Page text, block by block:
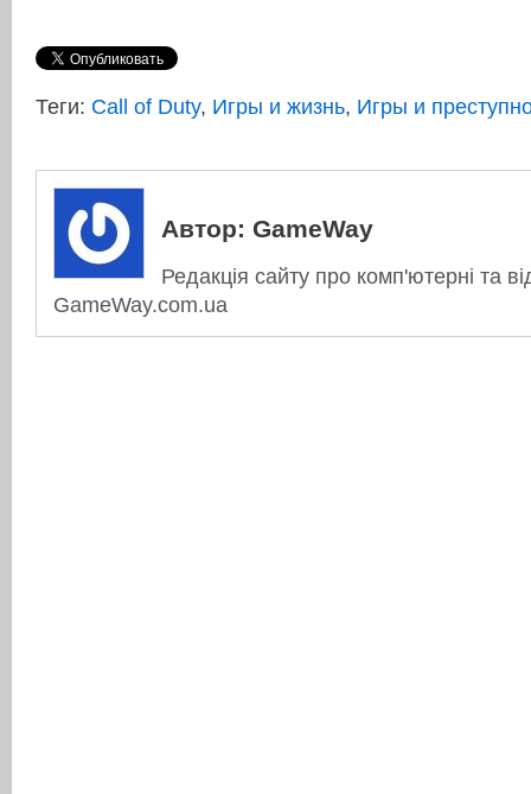
Теги: Call of Duty, Игры и жизнь, Игры и
Автор: GameWay
Редакція сайту про комп'ютерні та
GameWay.com.ua